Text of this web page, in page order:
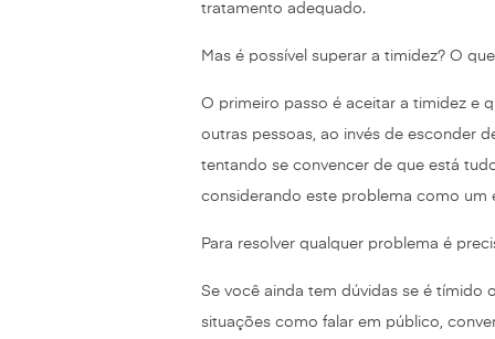
tratamento adequado.
Mas é possível superar a timidez? O
O primeiro passo é aceitar a timidez e
outras pessoas, ao invés de esconder
tentando se convencer de que está
considerando este problema como um
Para resolver qualquer problema é
Se você ainda tem dúvidas se é tímido
situações como falar em público,